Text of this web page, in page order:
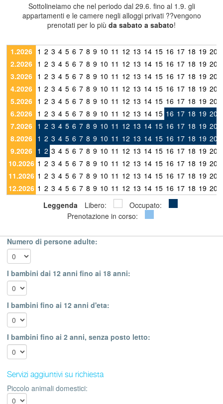
Sottolineiamo che nel periodo dal 29.6. fino al 1.9. gli
appartamenti e le camere negli alloggi privati ??vengono
prenotati per lo più da sabato a sabato!
1.2026 1 2 3 4 5 6 7 8 9 10 11 12 13 14 15 16 17 18 19 20
2.2026 1 2 3 4 5 6 7 8 9 10 11 12 13 14 15 16 17 18 19 20
3.2026 1 2 3 4 5 6 7 8 9 10 11 12 13 14 15 16 17 18 19 20
4.2026 1 2 3 4 5 6 7 8 9 10 11 12 13 14 15 16 17 18 19 20
5.2026 1 2 3 4 5 6 7 8 9 10 11 12 13 14 15 16 17 18 19 20
6.2026 1 2 3 4 5 6 7 8 9 10 11 12 13 14 15 16 17 18 19 20
7.2026 1 2 3 4 5 6 7 8 9 10 11 12 13 14 15 16 17 18 19 20
8.2026 1 2 3 4 5 6 7 8 9 10 11 12 13 14 15 16 17 18 19 20
9.2026 1 2 3 4 5 6 7 8 9 10 11 12 13 14 15 16 17 18 19 20
10.2026 1 2 3 4 5 6 7 8 9 10 11 12 13 14 15 16 17 18 19 20
11.2026 1 2 3 4 5 6 7 8 9 10 11 12 13 14 15 16 17 18 19 20
12.2026 1 2 3 4 5 6 7 8 9 10 11 12 13 14 15 16 17 18 19 20
Leggenda
Libero:
Occupato:
Prenotazione in corso:
Numero di persone adulte:
I bambini dai 12 anni fino ai 18 anni:
I bambini fino ai 12 anni d'eta:
I bambini fino ai 2 anni, senza posto letto:
Servizi aggiuntivi su richiesta
Piccolo animali domestici: